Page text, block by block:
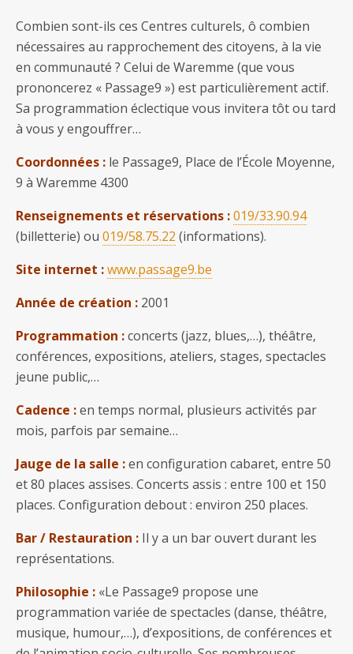
Combien sont-ils ces Centres culturels, ô combien
nécessaires au rapprochement des citoyens, à la vie
en communauté ? Celui de Waremme (que vous
prononcerez « Passage9 ») est particulièrement actif.
Sa programmation éclectique vous invitera tôt ou tard
à vous y engouffrer…
Coordonnées : le Passage9, Place de l’École Moyenne,
9 à Waremme 4300
Renseignements et réservations :019/33.90.94
(billetterie) ou 019/58.75.22 (informations).
Site internet :www.passage9.be
Année de création : 2001
Programmation :concerts (jazz, blues,…), théâtre,
conférences, expositions, ateliers, stages, spectacles
jeune public,…
Cadence :en temps normal, plusieurs activités par
mois, parfois par semaine…
Jauge de la salle :en configuration cabaret, entre 50
et 80 places assises. Concerts assis : entre 100 et 150
places. Configuration debout : environ 250 places.
Bar / Restauration : Il y a un bar ouvert durant les
représentations.
Philosophie : «Le Passage9 propose une
programmation variée de spectacles (danse, théâtre,
musique, humour,…), d’expositions, de conférences et